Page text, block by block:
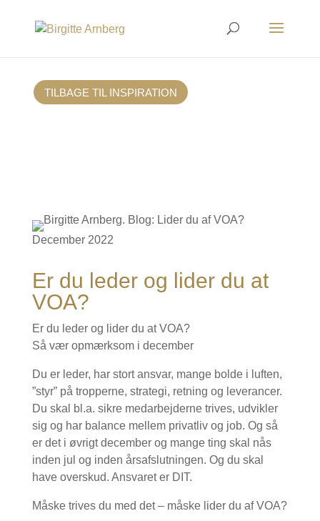
TILBAGE TIL INSPIRATION
December 2022
Er du leder og lider du at
VOA?
Er du leder og lider du at VOA?
Så vær opmærksom i december
Du er leder, har stort ansvar, mange bolde i luften,
”styr” på tropperne, strategi, retning og leverancer.
Du skal bl.a. sikre medarbejderne trives, udvikler
sig og har balance mellem privatliv og job. Og så
er det i øvrigt december og mange ting skal nås
inden jul og inden årsafslutningen. Og du skal
have overskud. Ansvaret er DIT.
Måske trives du med det – måske lider du af VOA?